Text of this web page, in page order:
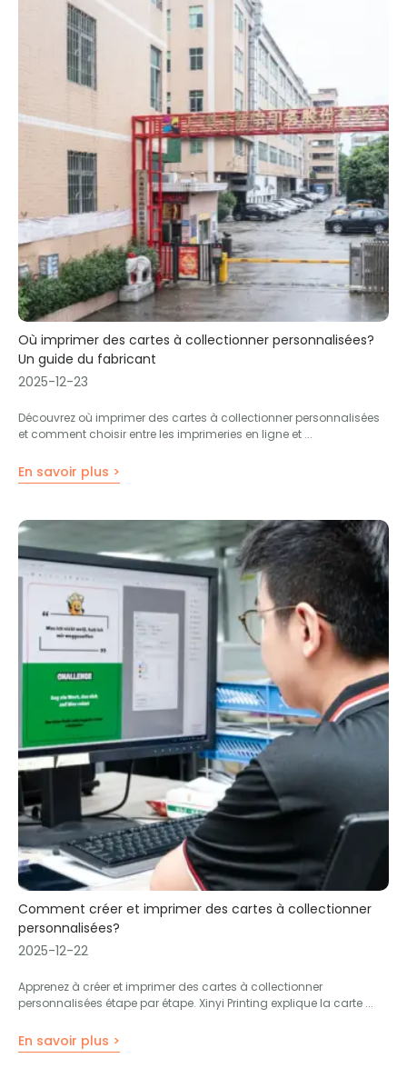
Où imprimer des cartes à collectionner personnalisées?
Un guide du fabricant
2025-12-23
Découvrez où imprimer des cartes à collectionner personnalisées
et comment choisir entre les imprimeries en ligne et ...
En savoir plus >
Comment créer et imprimer des cartes à collectionner
personnalisées?
2025-12-22
Apprenez à créer et imprimer des cartes à collectionner
personnalisées étape par étape. Xinyi Printing explique la carte ...
En savoir plus >